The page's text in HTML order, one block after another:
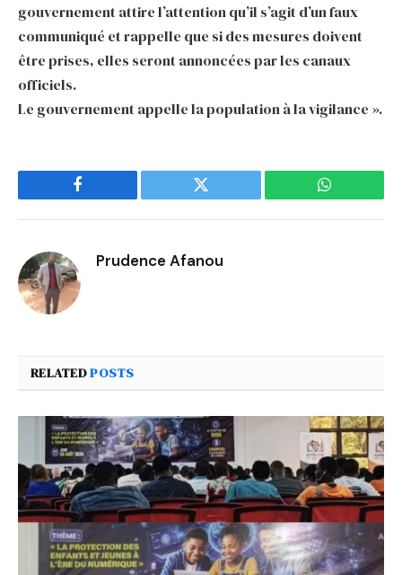
gouvernement attire l’attention qu’il s’agit d’un faux
communiqué et rappelle que si des mesures doivent
être prises, elles seront annoncées par les canaux
officiels.
Le gouvernement appelle la population à la vigilance ».
Facebook Twitter WhatsApp
Prudence Afanou
RELATEDPOSTS